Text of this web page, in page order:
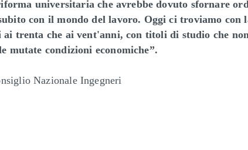
universitaria che avrebbe dovuto sfornare
con il mondo del lavoro. Oggi ci troviamo con
trenta che ai vent'anni, con titoli di studio che
mutate condizioni economiche”.
Nazionale Ingegneri